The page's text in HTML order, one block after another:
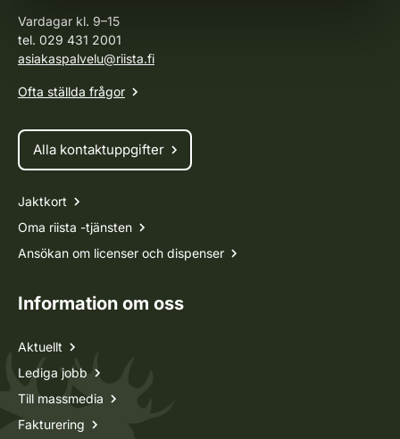
Vardagar kl. 9–15
tel. 029 431 2001
asiakaspalvelu@riista.fi
Ofta ställda frågor
Alla kontaktuppgifter
Jaktkort
Oma riista -tjänsten
Ansökan om licenser och dispenser
Information om oss
Aktuellt
Lediga jobb
Till massmedia
Fakturering